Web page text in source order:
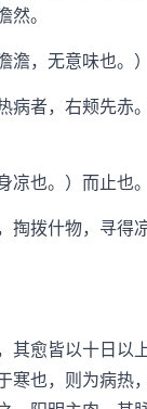
。
，无意味也。）
者，右颊先赤
也。）而止也。
拨什物，寻得
愈皆以十日以
也，则为病热